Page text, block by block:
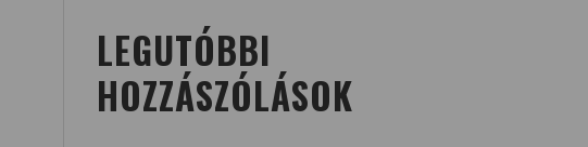
LEGUTÓBBI
HOZZÁSZÓLÁSOK